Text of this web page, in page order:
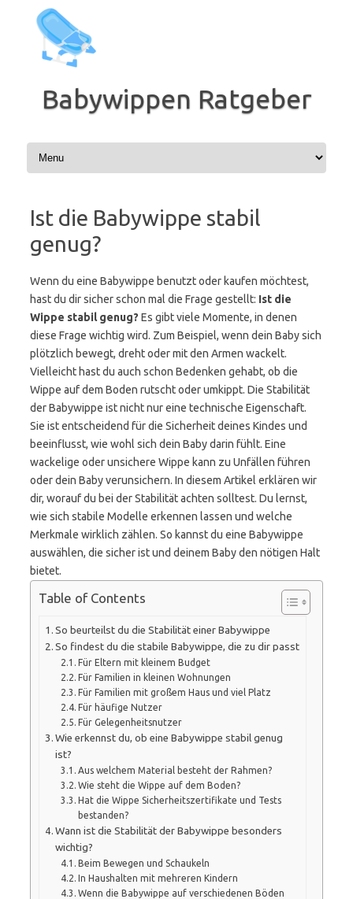
Inhalt
springen
Babywippen Ratgeber
Ist die Babywippe stabil
genug?
Wenn du eine Babywippe benutzt oder kaufen möchtest,
hast du dir sicher schon mal die Frage gestellt: Ist die
Wippe stabil genug? Es gibt viele Momente, in denen
diese Frage wichtig wird. Zum Beispiel, wenn dein Baby sich
plötzlich bewegt, dreht oder mit den Armen wackelt.
Vielleicht hast du auch schon Bedenken gehabt, ob die
Wippe auf dem Boden rutscht oder umkippt. Die Stabilität
der Babywippe ist nicht nur eine technische Eigenschaft.
Sie ist entscheidend für die Sicherheit deines Kindes und
beeinflusst, wie wohl sich dein Baby darin fühlt. Eine
wackelige oder unsichere Wippe kann zu Unfällen führen
oder dein Baby verunsichern. In diesem Artikel erklären wir
dir, worauf du bei der Stabilität achten solltest. Du lernst,
wie sich stabile Modelle erkennen lassen und welche
Merkmale wirklich zählen. So kannst du eine Babywippe
auswählen, die sicher ist und deinem Baby den nötigen Halt
bietet.
Table of Contents
So beurteilst du die Stabilität einer Babywippe
So findest du die stabile Babywippe, die zu dir passt
Für Eltern mit kleinem Budget
Für Familien in kleinen Wohnungen
Für Familien mit großem Haus und viel Platz
Für häufige Nutzer
Für Gelegenheitsnutzer
Wie erkennst du, ob eine Babywippe stabil genug
ist?
Aus welchem Material besteht der Rahmen?
Wie steht die Wippe auf dem Boden?
Hat die Wippe Sicherheitszertifikate und Tests
bestanden?
Wann ist die Stabilität der Babywippe besonders
wichtig?
Beim Bewegen und Schaukeln
In Haushalten mit mehreren Kindern
Wenn die Babywippe auf verschiedenen Böden